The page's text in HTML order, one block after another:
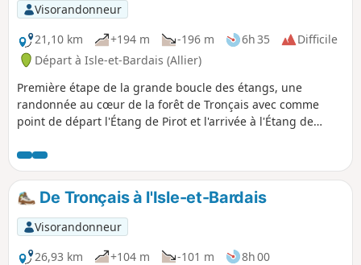
Visorandonneur
21,10 km
+194 m -196 m 6h 35
Difficile
Départ à Isle-et-Bardais (Allier)
Première étape de la grande boucle des étangs, une
randonnée au cœur de la forêt de Tronçais avec comme
point de départ l'Étang de Pirot et l'arrivée à l'Étang de
De Tronçais à l'Isle-et-Bardais
Visorandonneur
26,93 km
+104 m -101 m 8h 00